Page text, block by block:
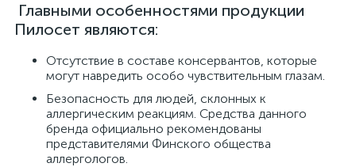
Главными особенностями продукции
Пилосет являются:
Отсутствие в составе консервантов, которые
могут навредить особо чувствительным глазам.
Безопасность для людей, склонных к
аллергическим реакциям. Средства данного
бренда официально рекомендованы
представителями Финского общества
аллергологов.